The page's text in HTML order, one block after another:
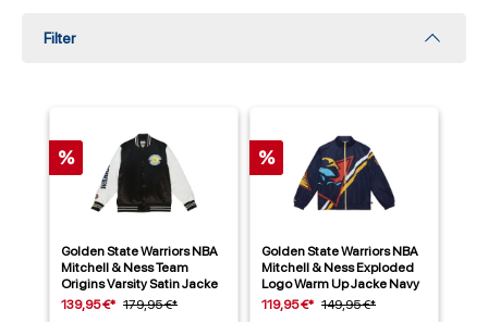
Filter
%
Golden State Warriors NBA
Mitchell & Ness Team
Origins Varsity Satin Jacke
139,95 €* 179,95 €*
%
Golden State Warriors NBA
Mitchell & Ness Exploded
Logo Warm Up Jacke Navy
119,95 €* 149,95 €*